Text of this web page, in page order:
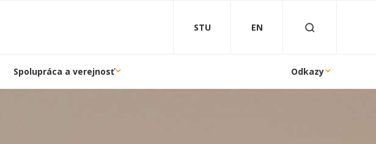
STU EN
Spolupráca a verejnosť Odkazy